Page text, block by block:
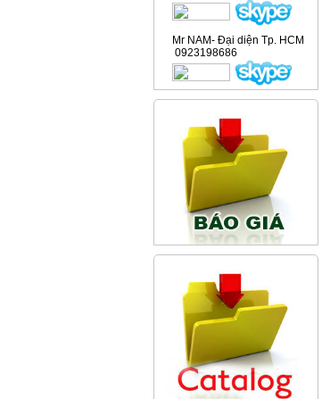
Mr NAM- Đại diện Tp. HCM
0923198686